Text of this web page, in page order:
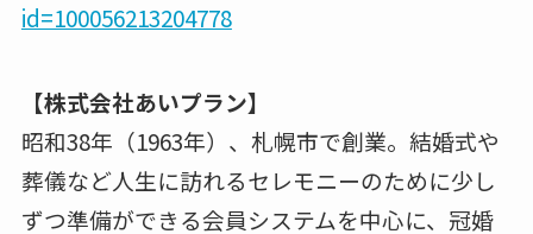
id=100056213204778
【株式会社あいプラン】
昭和38年（1963年）、札幌市で創業。結婚式や
葬儀など人生に訪れるセレモニーのために少し
ずつ準備ができる会員システムを中心に、冠婚